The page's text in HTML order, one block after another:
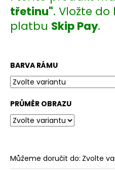
třetinu". Vložte do
platbu Skip Pay.
BARVA RÁMU
PRŮMĚR OBRAZU
Můžeme doručit do: Zvolte
č
u
j
e
e